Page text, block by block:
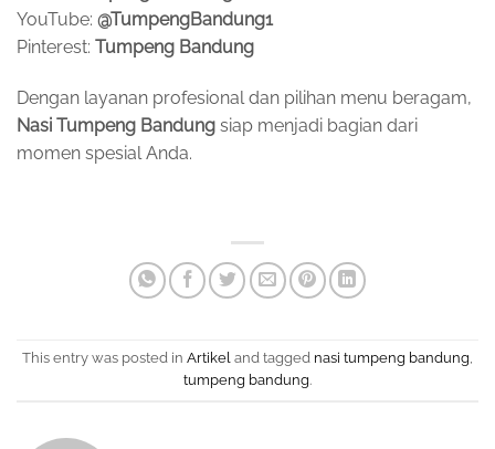
YouTube: @TumpengBandung1
Pinterest: Tumpeng Bandung
Dengan layanan profesional dan pilihan menu beragam,
Nasi Tumpeng Bandung siap menjadi bagian dari
momen spesial Anda.
This entry was posted in Artikel and tagged nasi tumpeng bandung,
tumpeng bandung.